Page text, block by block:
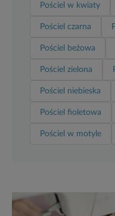
Pościel w kwiaty
Pościel czarna
Pościel beżowa
Pościel zielona
Pościel niebieska
Pościel fioletowa
Pościel w motyle